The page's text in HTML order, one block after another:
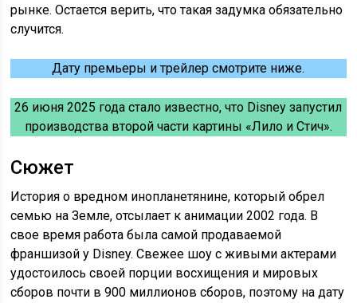
рынке. Остается верить, что такая задумка обязательно
случится.
Дату премьеры и трейлер смотрите ниже.
26 июня 2025 года стало известно, что Disney запустил
производства второй части картины «Лило и Стич».
Сюжет
История о вредном инопланетянине, который обрел
семью на Земле, отсылает к анимации 2002 года. В
свое время работа была самой продаваемой
франшизой у Disney. Свежее шоу с живыми актерами
удостоилось своей порции восхищения и мировых
сборов почти в 900 миллионов сборов, поэтому на дату